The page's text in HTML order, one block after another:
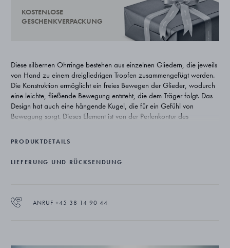
KOSTENLOSE
GESCHENKVERPACKUNG
Diese silbernen Ohrringe bestehen aus einzelnen Gliedern, die jeweils
von Hand zu einem dreigliedrigen Tropfen zusammengefügt werden.
Die Konstruktion ermöglicht ein freies Bewegen der Glieder, wodurch
eine leichte, fließende Bewegung entsteht, die dem Träger folgt. Das
Design hat auch eine hängende Kugel, die für ein Gefühl von
Bewegung sorgt. Dieses Element ist von der Perlenkontur des
werden. Die Ohrringe sind Teil der Weft-Kollektion, deren Name vom
englischen Wort für Schussfaden abgeleitet ist und bei der das
Weben in Silber umgesetzt wird, dem Material, aus dem das Haus
Fadenmotive in modernem Schmuck, der Bewegung, Material und
Transparenz erforscht.
PRODUKTDETAILS
LIEFERUNG UND RÜCKSENDUNG
ANRUF +45 38 14 90 44